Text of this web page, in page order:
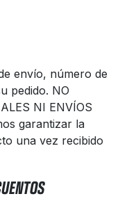
envío, número de
pedido. NO
NI ENVÍOS
garantizar la
una vez recibido